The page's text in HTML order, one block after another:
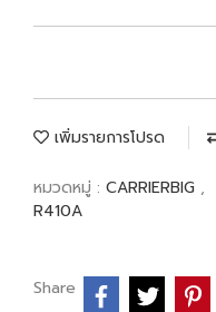
เพิ่มรายการโปรด
หมวดหมู่ : CARRIERBIG ,
R410A
Share